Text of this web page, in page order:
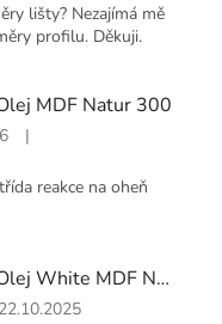
lišty? Nezajímá mě
profilu. Děkuji.
MDF Natur 300
|
reakce na oheň
Designový panel Dub Olej White MDF Natur
22.10.2025